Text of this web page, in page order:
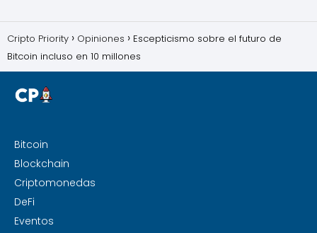
Cripto Priority Opiniones
Escepticismo sobre el futuro de
Bitcoin incluso en 10 millones
Bitcoin
Blockchain
Criptomonedas
DeFi
Eventos